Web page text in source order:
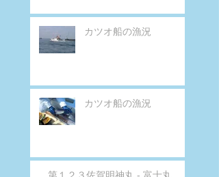
カツオ船の漁況
カツオ船の漁況